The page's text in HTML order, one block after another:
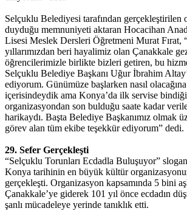
Selçuklu Belediyesi tarafından gerçekleştirilen
duyduğu memnuniyeti aktaran Hocacihan
Lisesi Meslek Dersleri Öğretmeni Murat Fırat,
yıllarımızdan beri hayalimiz olan Çanakkale
öğrencilerimizle birlikte bizleri getiren, bu
Selçuklu Belediye Başkanı Uğur İbrahim
ediyorum. Günümüze başlarken nasıl
içerisindeydik ama Konya’da ilk servise
organizasyondan son bulduğu saate kadar
harikaydı. Başta Belediye Başkanımız olmak
görev alan tüm ekibe teşekkür ediyorum” dedi.
29. Sefer Gerçekleşti
“Selçuklu Torunları Ecdadla Buluşuyor”
Konya tarihinin en büyük kültür
gerçekleşti. Organizasyon kapsamında 5 bini
Çanakkale’ye giderek 101 yıl önce ecdadın
şanlı mücadeleye yerinde tanıklık etti.